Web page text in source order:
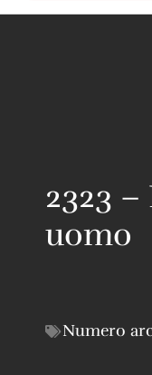
2323
uomo
Numero